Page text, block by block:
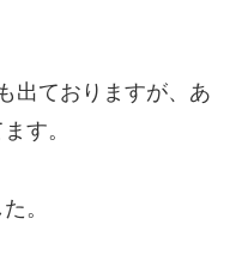
出ておりますが、あ
す。
。